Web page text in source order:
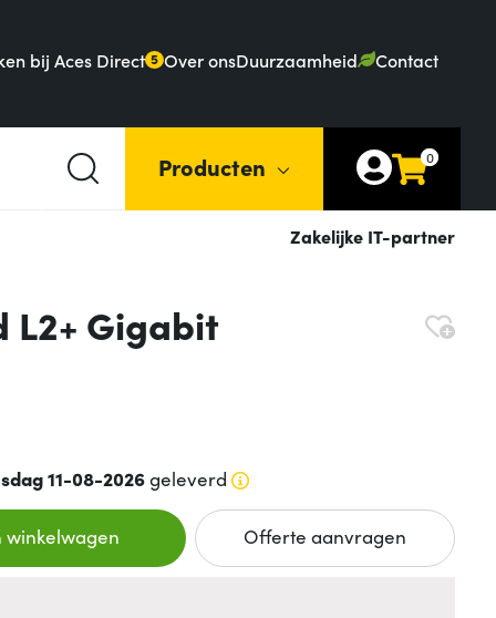
bij Aces Direct 5 Over onsDuurzaamheid Contact
Producten 0
Zakelijke IT-partner
L2+ Gigabit
11-08-2026geleverd
winkelwagen Offerte aanvragen